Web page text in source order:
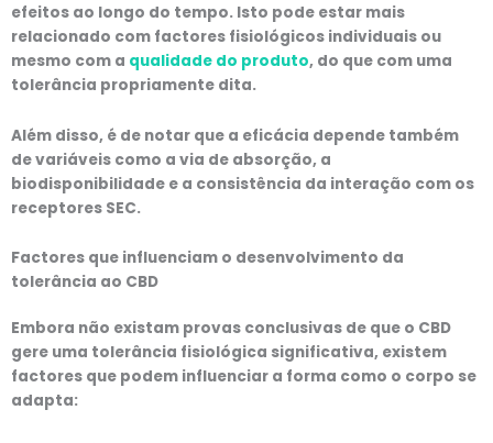
efeitos ao longo do tempo. Isto pode estar mais
relacionado com factores fisiológicos individuais ou
mesmo com a qualidade do produto, do que com uma
tolerância propriamente dita.
Além disso, é de notar que a eficácia depende também
de variáveis como a via de absorção, a
biodisponibilidade e a consistência da interação com os
receptores SEC.
Factores que influenciam o desenvolvimento da
tolerância ao CBD
Embora não existam provas conclusivas de que o CBD
gere uma tolerância fisiológica significativa, existem
factores que podem influenciar a forma como o corpo se
adapta: